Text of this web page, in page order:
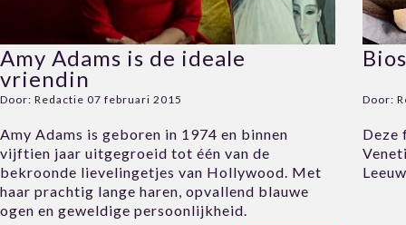
Amy Adams is de ideale
vriendin
Door: Redactie 07 februari 2015
Amy Adams is geboren in 1974 en binnen
vijftien jaar uitgegroeid tot één van de
bekroonde lievelingetjes van Hollywood. Met
haar prachtig lange haren, opvallend blauwe
ogen en geweldige persoonlijkheid.
Door:
Deze